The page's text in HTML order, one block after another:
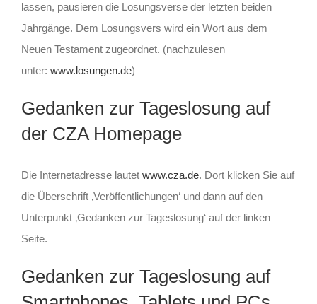
lassen, pausieren die Losungsverse der letzten beiden
Jahrgänge. Dem Losungsvers wird ein Wort aus dem
Neuen Testament zugeordnet. (nachzulesen
unter: www.losungen.de)
Gedanken zur Tageslosung auf
der CZA Homepage
Die Internetadresse lautet www.cza.de. Dort klicken Sie auf
die Überschrift ‚Veröffentlichungen‘ und dann auf den
Unterpunkt ‚Gedanken zur Tageslosung‘ auf der linken
Seite.
Gedanken zur Tageslosung auf